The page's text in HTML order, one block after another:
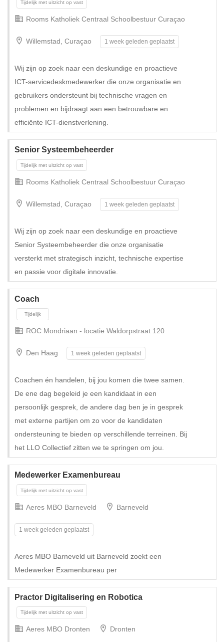
Tijdelijk met uitzicht op vast
Rooms Katholiek Centraal Schoolbestuur Curaçao
Willemstad, Curaçao 1 week geleden geplaatst
Wij zijn op zoek naar een deskundige en proactieve
ICT-servicedeskmedewerker die onze organisatie en
gebruikers ondersteunt bij technische vragen en
problemen en bijdraagt aan een betrouwbare en
efficiënte ICT-dienstverlening.
Senior Systeembeheerder
Tijdelijk met uitzicht op vast
Rooms Katholiek Centraal Schoolbestuur Curaçao
Willemstad, Curaçao 1 week geleden geplaatst
Wij zijn op zoek naar een deskundige en proactieve
Senior Systeembeheerder die onze organisatie
versterkt met strategisch inzicht, technische expertise
en passie voor digitale innovatie.
Coach
ROC Mondriaan - locatie Waldorpstraat 120
Den Haag 1 week geleden geplaatst
Coachen én handelen, bij jou komen die twee samen.
De ene dag begeleid je een kandidaat in een
persoonlijk gesprek, de andere dag ben je in gesprek
met externe partijen om zo voor de kandidaten
ondersteuning te bieden op verschillende terreinen. Bij
het LLO Collectief zitten we te springen om jou.
Medewerker Examenbureau
Aeres MBO Barneveld Barneveld
1 week geleden geplaatst
Aeres MBO Barneveld uit Barneveld zoekt een
Medewerker Examenbureau per
Practor Digitalisering en Robotica
Aeres MBO Dronten Dronten